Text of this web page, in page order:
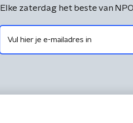
Elke zaterdag het beste van